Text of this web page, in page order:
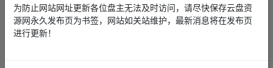
者文责自负。
3，本文内所有链接指向的云盘网盘资源，其版权归版权方
所有！其实际管理权为帖子发布者所有，本站无法操作相
为防止网站网址更新各位盘主无法及时访问，请尽快保存云盘资
源网永久发布页为书签，网站如关站维护，最新消息将在发布页
进行更新！